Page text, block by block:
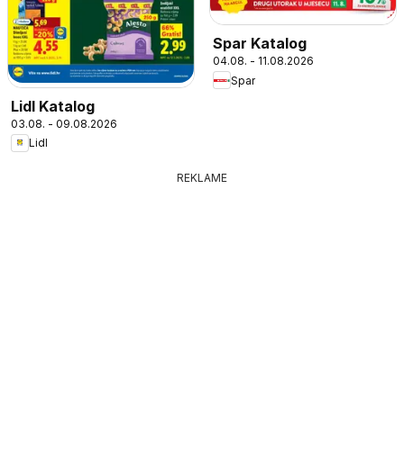
Lidl Katalog
03.08. - 09.08.2026
Lidl
Spar Katalog
04.08. - 11.08.2026
Spar
REKLAME